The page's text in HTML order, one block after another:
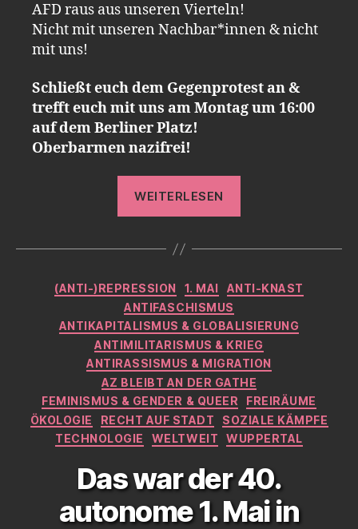
AFD raus aus unseren Vierteln!
Nicht mit unseren Nachbar*innen & nicht
mit uns!
Schließt euch dem Gegenprotest an &
trefft euch mit uns am Montag um 16:00
auf dem Berliner Platz!
Oberbarmen nazifrei!
WEITERLESEN
AfD
29.6.“
Kategorien
(ANTI-)REPRESSION 1. MAI
ANTI-KNAST
ANTIFASCHISMUS
ANTIKAPITALISMUS & GLOBALISIERUNG
ANTIMILITARISMUS & KRIEG
ANTIRASSISMUS & MIGRATION
AZ BLEIBT AN DER GATHE
FEMINISMUS & GENDER & QUEER
FREIRÄUME
ÖKOLOGIE
RECHT AUF STADT
SOZIALE KÄMPFE
TECHNOLOGIE
WELTWEIT WUPPERTAL
Das war der 40.
autonome 1. Mai in